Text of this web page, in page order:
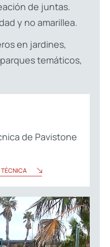
de juntas.
y no amarillea.
en jardines,
temáticos,
de Pavistone
TÉCNICA